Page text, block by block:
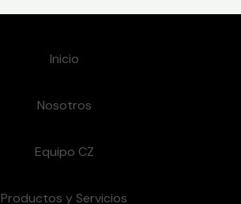
Inicio
Nosotros
Equipo CZ
Productos y Servicios